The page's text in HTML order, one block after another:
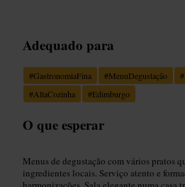
Adequado para
#GastronomiaFina #MenuDegustação #
#AltaCozinha #Edimburgo
O que esperar
Menus de degustação com vários pratos
ingredientes locais. Serviço atento e